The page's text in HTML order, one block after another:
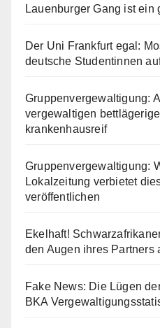
Lauenburger Gang ist ein
Der Uni Frankfurt egal:
deutsche Studentinnen
Gruppenvergewaltigung:
vergewaltigen
krankenhausreif
Gruppenvergewaltigung:
Lokalzeitung verbietet
veröffentlichen
Ekelhaft!
den Augen ihres Partners
Fake News: Die Lügen
BKA